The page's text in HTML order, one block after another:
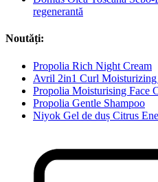
regenerantă
Noutăți:
Propolia Rich Night Cream
Avril 2in1 Curl
Propolia Moisturising Face
Propolia Gentle Shampoo
Niyok Gel de duș Citrus